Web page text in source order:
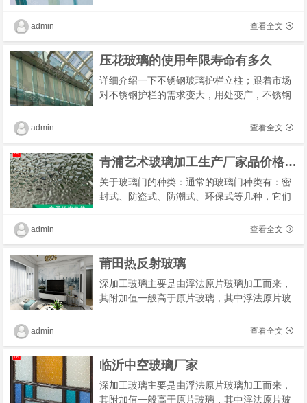
碱、小苏打及小苏打洗涤剂等产品，主要为建
查看全文
admin
压花玻璃的使用年限寿命有多久
详细介绍一下不锈钢玻璃护栏立柱；跟着市场
对不锈钢护栏的需求变大，用处变广，不锈钢
内上下需求护栏，在户外的阳台、泳池、庭院
查看全文
admin
青浦艺术玻璃加工生产厂家品价格表最新
关于玻璃门的种类：通常的玻璃门种类有：密
封式、防盗式、防潮式、环保式等几种，它们
况下，玻璃采光门分为密封式、双层式，当前
查看全文
admin
莆田热反射玻璃
深加工玻璃主要是由浮法原片玻璃加工而来，
其附加值一般高于原片玻璃，其中浮法原片玻
较为透明，行业内出厂价格差异较小，不同公
查看全文
admin
临沂中空玻璃厂家
深加工玻璃主要是由浮法原片玻璃加工而来，
其附加值一般高于原片玻璃，其中浮法原片玻